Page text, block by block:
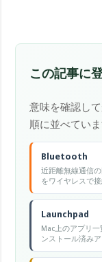
この記事に
意味を確認し
順に並べていま
Bluetooth
近距離無線通信
をワイヤレスで接
Launchpad
Mac上のアプリ
ンストール済み